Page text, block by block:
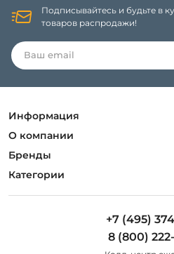
Подписывайтесь и будьте в
товаров распродажи!
Информация
Политика конфиденциальности
Гарантия
Оплата и доставка
О компании
О компании
Контакты
Бренды
Artelamp
Категории
Люстры
+7 (495)
8 (800)